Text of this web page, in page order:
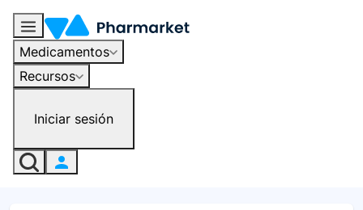
Medicamentos
Recursos
Iniciar sesión